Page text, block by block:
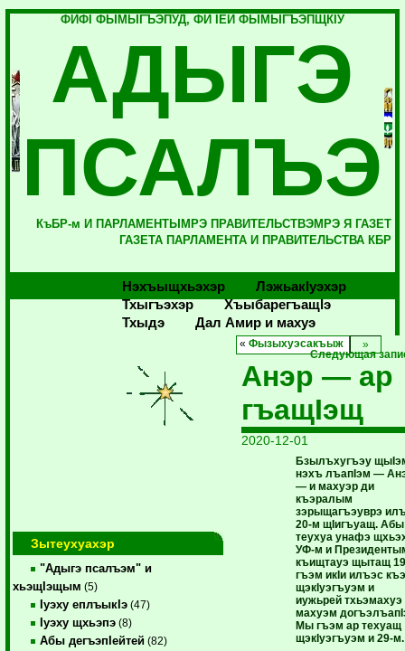
ФИФI ФЫМЫГЪЭПУД, ФИ IЕЙ ФЫМЫГЪЭПЩКIУ
АДЫГЭ
ПСАЛЪЭ
КъБР-м И ПАРЛАМЕНТЫМРЭ ПРАВИТЕЛЬСТВЭМРЭ Я ГАЗЕТ
ГАЗЕТА ПАРЛАМЕНТА И ПРАВИТЕЛЬСТВА КБР
Нэхъыщхьэхэр
Лэжьакlуэхэр
Тхыгъэхэр
Хъыбарегъащlэ
Тхыдэ
Дал Амир и махуэ
Зытеухуахэр
"Адыгэ псалъэм" и
хьэщIэщым (5)
Iуэху еплъыкIэ (47)
Iуэху щхьэпэ (8)
Абы дегъэпIейтей (82)
«Фызыхуэсакъыж
Следующая
Анэр — ар
гъащIэщ
2020-12-01
Бзылъхугъэу
нэхъ лъапIэм —
— и махуэр ди
къэралым
зэрыщагъэуврэ
20-м щIигъуащ. Абы
теухуа унафэ
УФ-м и
къищтауэ щытащ
гъэм икIи илъэс
щэкIуэгъуэм и
иужьрей тхьэмахуэ
махуэм
Мы гъэм ар техуащ
щэкIуэгъуэм и 29-м.